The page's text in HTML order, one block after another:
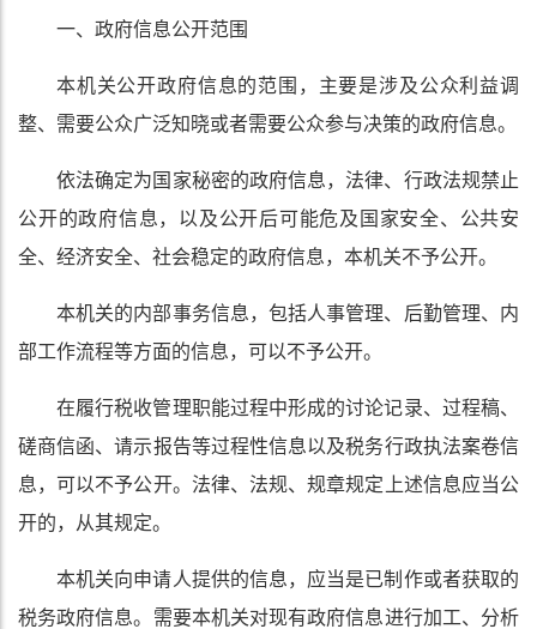
一、政府信息公开范围
本机关公开政府信息的范围，主要是涉及公众利益调
整、需要公众广泛知晓或者需要公众参与决策的政府信息。
依法确定为国家秘密的政府信息，法律、行政法规禁止
公开的政府信息，以及公开后可能危及国家安全、公共安
全、经济安全、社会稳定的政府信息，本机关不予公开。
本机关的内部事务信息，包括人事管理、后勤管理、内
部工作流程等方面的信息，可以不予公开。
在履行税收管理职能过程中形成的讨论记录、过程稿、
磋商信函、请示报告等过程性信息以及税务行政执法案卷信
息，可以不予公开。法律、法规、规章规定上述信息应当公
开的，从其规定。
本机关向申请人提供的信息，应当是已制作或者获取的
税务政府信息。需要本机关对现有政府信息进行加工、分析